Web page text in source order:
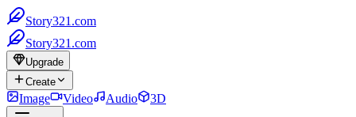
Story321.com
Story321.com
Upgrade
Create
Image Video Audio 3D